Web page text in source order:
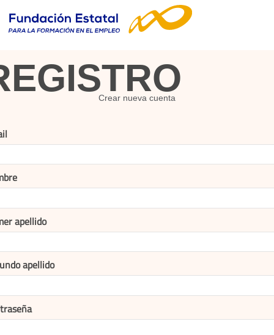
Crear nueva cuenta
apellido
apellido